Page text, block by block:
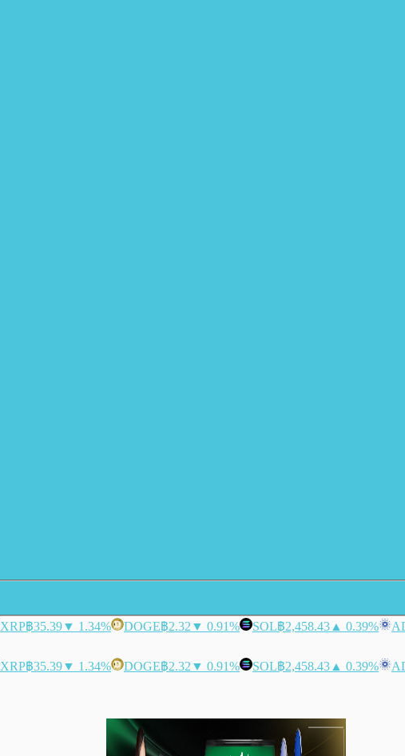
XRP฿35.39▼ 1.34% DOGE฿2.32 ▼ 0.91% SOL฿2,458.43 ▲ 0.39%
XRP฿35.39▼ 1.34% DOGE฿2.32 ▼ 0.91% SOL฿2,458.43 ▲ 0.39%